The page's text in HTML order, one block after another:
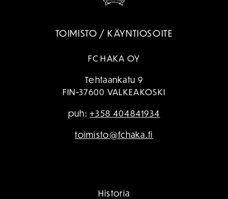
TOIMISTO / KÄYNTIOSOITE
FC HAKA OY
Tehtaankatu 9
FIN-37600 VALKEAKOSKI
puh:+358 404841934
toimisto@fchaka.fi
Historia